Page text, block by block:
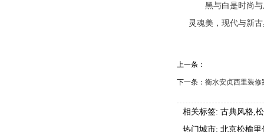
黑与白是时尚
灵魂美，现代与新
上一条：
下一条： 衡水安贞西里装修
相关标签: 古典风格
热门城市: 北京松榆里